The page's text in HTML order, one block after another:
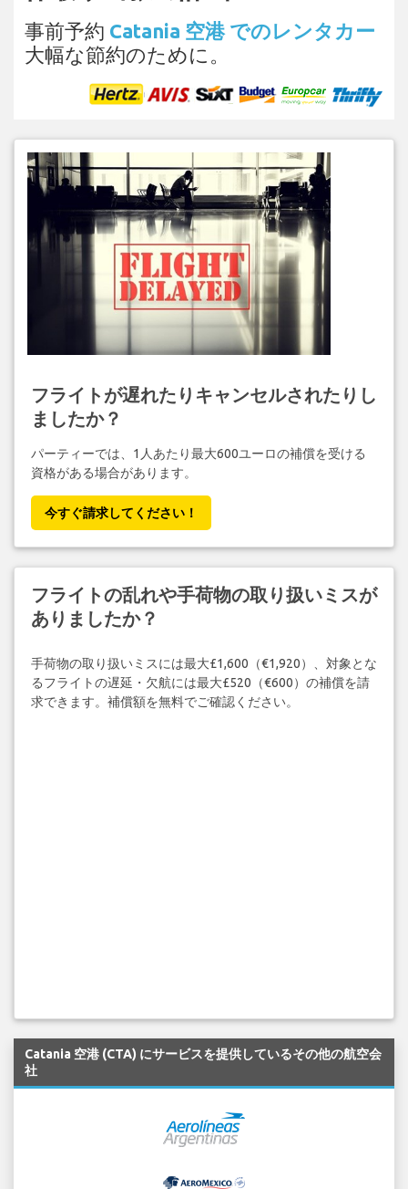
事前予約 Catania 空港 でのレンタカー
大幅な節約のために。
フライトが遅れたりキャンセルされたりし
ましたか？
パーティーでは、1人あたり最大600ユーロの補償を受ける
資格がある場合があります。
今すぐ請求してください！
フライトの乱れや手荷物の取り扱いミスが
ありましたか？
手荷物の取り扱いミスには最大£1,600（€1,920）、対象とな
るフライトの遅延・欠航には最大£520（€600）の補償を請
求できます。補償額を無料でご確認ください。
Catania 空港 (CTA) にサービスを提供しているその他の航空会
社